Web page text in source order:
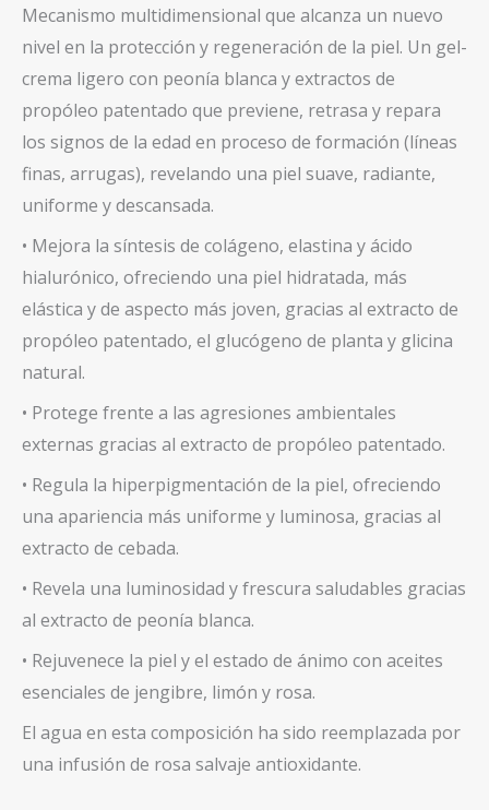
Mecanismo multidimensional que alcanza un nuevo
nivel en la protección y regeneración de la piel. Un gel-
crema ligero con peonía blanca y extractos de
propóleo patentado que previene, retrasa y repara
los signos de la edad en proceso de formación (líneas
finas, arrugas), revelando una piel suave, radiante,
uniforme y descansada.
• Mejora la síntesis de colágeno, elastina y ácido
hialurónico, ofreciendo una piel hidratada, más
elástica y de aspecto más joven, gracias al extracto de
propóleo patentado, el glucógeno de planta y glicina
natural.
• Protege frente a las agresiones ambientales
externas gracias al extracto de propóleo patentado.
• Regula la hiperpigmentación de la piel, ofreciendo
una apariencia más uniforme y luminosa, gracias al
extracto de cebada.
• Revela una luminosidad y frescura saludables gracias
al extracto de peonía blanca.
• Rejuvenece la piel y el estado de ánimo con aceites
esenciales de jengibre, limón y rosa.
El agua en esta composición ha sido reemplazada por
una infusión de rosa salvaje antioxidante.